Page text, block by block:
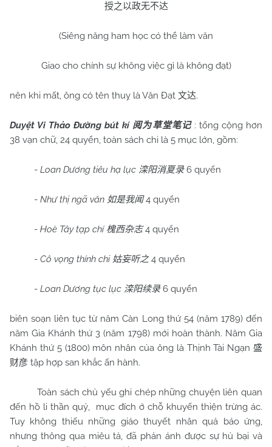
授之以政无不达
(Siêng năng ham học có thể làm văn
Giao cho chính sự không việc gì là không đạt)
nên khi mất, ông có tên thuỵ là Văn Đạt 文达.
Duyệt Vi Thảo Đường bút kí 阅为草堂笔记: tổng cộng hơn
38 vạn chữ, 24 quyển, toàn sách chi là 5 mục lớn, gồm:
- Loan Dương tiêu hạ lục 滦阳消夏录6 quyển
- Như thị ngã văn 如是我闻4 quyển
- Hoè Tây tạp chí槐西杂志4 quyển
- Cô vọng thính chi 姑妄听之 4 quyển
- Loan Dương tục lục 滦阳续录6 quyển
biên soạn liên tục từ năm Càn Long thứ 54 (năm 1789) đến
năm Gia Khánh thứ 3 (năm 1798) mới hoàn thành. Năm Gia
Khánh thứ 5 (1800) môn nhân của ông là Thịnh Tài Ngạn 盛
财彦 tập hợp san khắc ấn hành.
Toàn sách chủ yếu ghi chép những chuyện liên quan
đến hồ li thần quỷ,
mục đích ở chỗ khuyến thiện trừng ác.
Tuy không thiếu những giáo thuyết nhân quả báo ứng,
nhưng thông qua miêu tả, đã phản ánh được sự hủ bại và